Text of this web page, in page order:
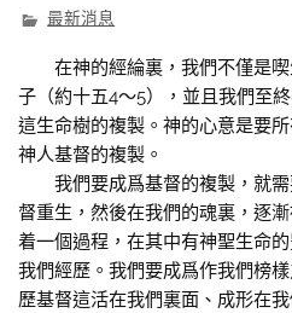
最新消息
在神的經綸裏，我們不僅是喫
子（約十五4～5），並且我們至
這生命樹的複製。神的心意是要
神人基督的複製。
我們要成爲基督的複製，就需
督重生，然後在我們的魂裏，逐
着一個過程，在其中有神聖生命
我們經歷。我們要成爲作我們榜
歷基督這活在我們裏面、成形在